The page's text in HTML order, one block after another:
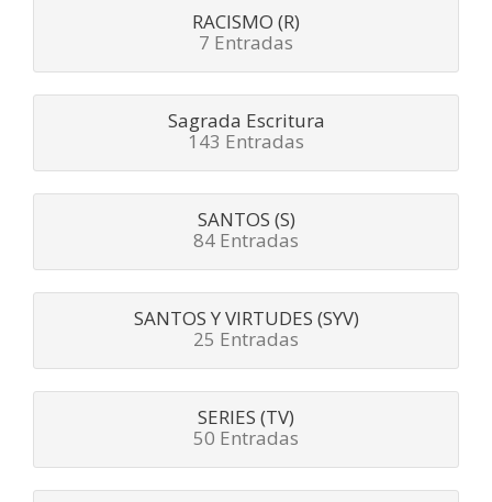
RACISMO (R)
7 Entradas
Sagrada Escritura
143 Entradas
SANTOS (S)
84 Entradas
SANTOS Y VIRTUDES (SYV)
25 Entradas
SERIES (TV)
50 Entradas